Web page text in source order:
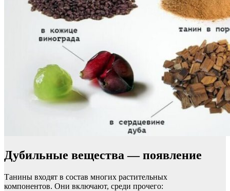
Дубильные вещества — появление
Танины входят в состав многих растительных
компонентов. Они включают, среди прочего: